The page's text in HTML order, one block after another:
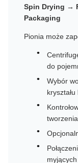
Spin Drying →
Packaging
Pionia może
do
Wybór
myjących